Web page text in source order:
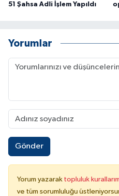
51 Şahsa Adli İşlem Yapıldı
Yorumlar
Gönder
Yorum yazarak topluluk
ve tüm sorumluluğu